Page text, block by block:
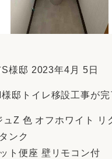
様邸 2023年4月 5日
邸トイレ移設工事が完
ュZ 色 オフホワイト リ
ンク
ト便座 壁リモコン付